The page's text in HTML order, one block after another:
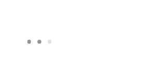
Slide
1 Slide
2 Slide
3